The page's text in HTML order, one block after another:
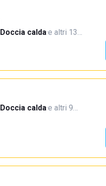
Doccia calda·e altri 13…
Doccia calda·e altri 9…